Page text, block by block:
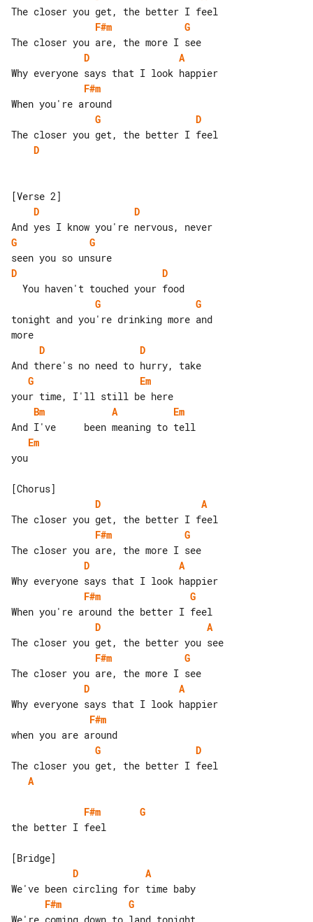
F#m
G
D
A
F#m
G
D
D
D
D
G
G
D
D
G
G
tonight and you're drinking more and
D
D
G
Em
Bm
A
Em
Em
you
D
A
F#m
G
D
A
F#m
G
D
A
F#m
G
D
A
F#m
G
D
A
F#m
G
the better I feel
D
A
F#m
G